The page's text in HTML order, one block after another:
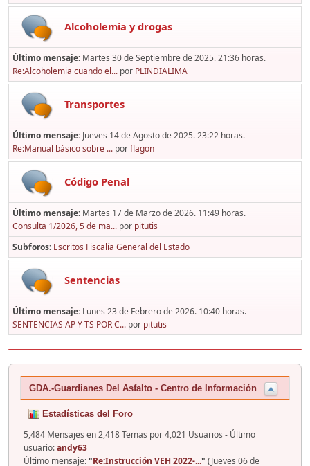
Alcoholemia y drogas
Último mensaje: Martes 30 de Septiembre de 2025. 21:36 horas.
Re:Alcoholemia cuando el... por PLINDIALIMA
Transportes
Último mensaje: Jueves 14 de Agosto de 2025. 23:22 horas.
Re:Manual básico sobre ... porflagon
Código Penal
Último mensaje: Martes 17 de Marzo de 2026. 11:49 horas.
Consulta 1/2026, 5 de ma... por pitutis
Subforos Escritos Fiscalía General del Estado
Sentencias
Último mensaje: Lunes 23 de Febrero de 2026. 10:40 horas.
SENTENCIAS AP Y TS POR C... por pitutis
GDA.-Guardianes Del Asfalto - Centro de Información
Estadísticas del Foro
5,484 Mensajes en 2,418 Temas por 4,021 Usuarios - Último
usuario:andy63
Último mensaje:"Re:Instrucción VEH 2022-..." (Jueves 06 de